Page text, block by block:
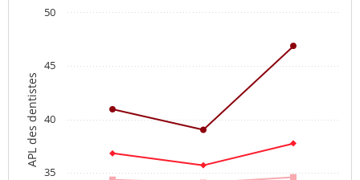
APL des dentistes
35
40
45
50